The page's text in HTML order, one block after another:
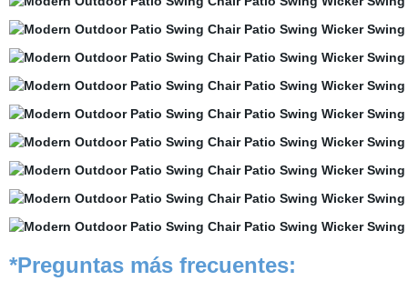
*Preguntas más frecuentes: